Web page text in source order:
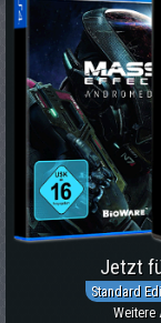
Jetzt
Standard
Weitere